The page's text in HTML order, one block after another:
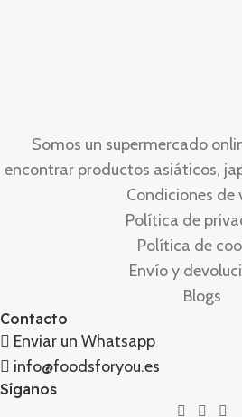
Somos un supermercado
encontrar productos asiáticos,
Condiciones de
Política de
Política de
Envío y
Blogs
Contacto
Enviar un Whatsapp
info@foodsforyou.es
Síganos